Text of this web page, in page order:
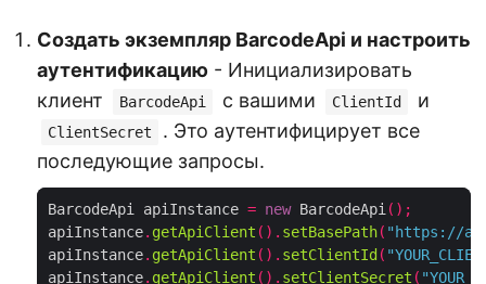
Создать экземпляр BarcodeApi и настроить
аутентификацию - Инициализировать
клиент
BarcodeApi с вашими ClientId и
ClientSecret
. Это аутентифицирует все
последующие запросы.
BarcodeApi apiInstance = new BarcodeApi ();
apiInstance. getApiClient (). setBasePath( "https://
apiInstance. getApiClient (). setClientId (
apiInstance. getApiClient (). setClientSecret (